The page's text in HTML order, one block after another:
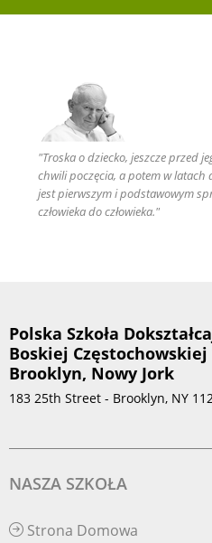
"Troska o dziecko, jeszcze przed
chwili poczęcia, a potem w latach
jest pierwszym i podstawowym
człowieka do człowieka."
Polska Szkoła
Boskiej
Brooklyn, Nowy Jork
183 25th Street - Brooklyn, NY
NASZA SZKOŁA
Strona Domowa